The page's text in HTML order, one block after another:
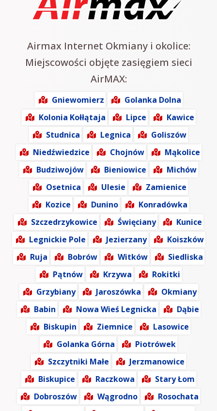
Airmax Internet Okmiany i okolice:
Miejscowości objęte zasięgiem sieci
AirMAX:
Gniewomierz
Golanka Dolna
Kolonia Kołłątaja
Lipce
Kawice
Studnica
Legnica
Goliszów
Niedźwiedzice
Chojnów
Mąkolice
Budziwojów
Bieniowice
Michów
Osetnica
Ulesie
Zamienice
Kozice
Dunino
Konradówka
Szczedrzykowice
Święciany
Kunice
Legnickie Pole
Jezierzany
Koiszków
Ruja
Bobrów Witków
Siedliska
Pątnów
Krzywa
Rokitki
Grzybiany
Jaroszówka
Okmiany
Babin
Nowa Wieś Legnicka
Dąbie
Biskupin
Ziemnice
Lasowice
Golanka Górna
Piotrówek
Szczytniki Małe
Jerzmanowice
Biskupice
Raczkowa
Stary Łom
Dobroszów
Wągrodno
Rosochata